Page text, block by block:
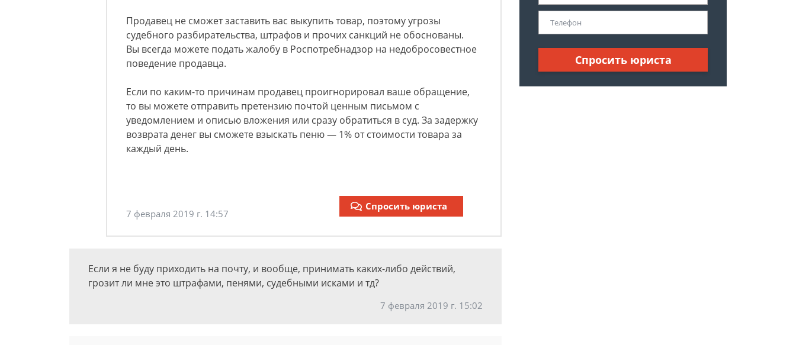
Продавец не сможет заставить вас выкупить товар, поэтому угрозы
судебного разбирательства, штрафов и прочих санкций не обоснованы.
Вы всегда можете подать жалобу в Роспотребнадзор на недобросовестное
поведение продавца.
Если по каким-то причинам продавец проигнорировал ваше обращение,
то вы можете отправить претензию почтой ценным письмом с
уведомлением и описью вложения или сразу обратиться в суд. За задержку
возврата денег вы сможете взыскать пеню — 1% от стоимости товара за
каждый день.
7 февраля 2019 г. 14:57
Спросить юриста
Если я не буду приходить на почту, и вообще, принимать каких-либо действий,
грозит ли мне это штрафами, пенями, судебными исками и тд?
7 февраля 2019 г. 15:02
Спросить юриста